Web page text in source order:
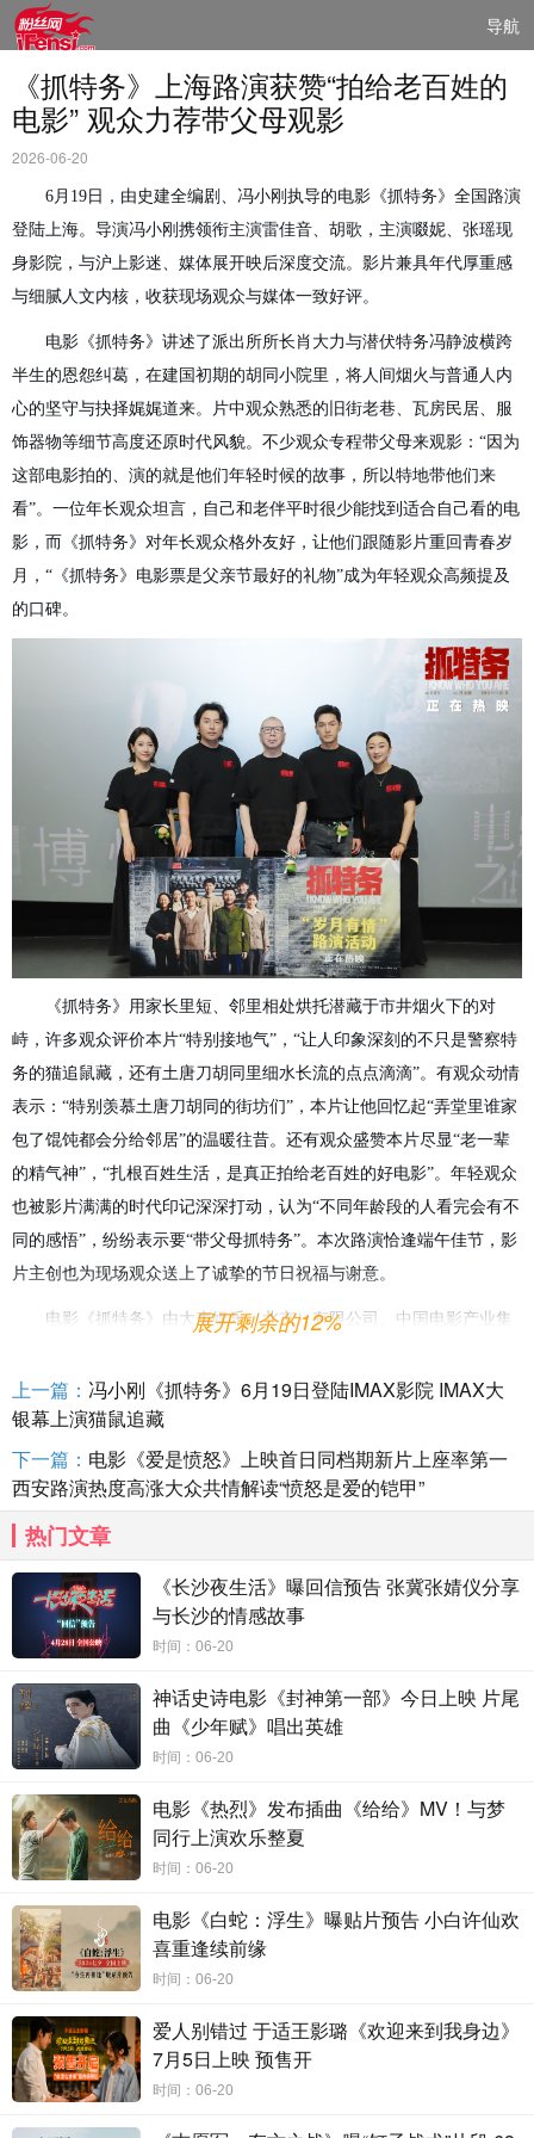
导航
《抓特务》上海路演获赞“拍给老百姓的
电影” 观众力荐带父母观影
2026-06-20
6月 19 日 ， 由史建全编剧、冯小刚执导的电影《抓特务》 全国路演
登陆上海。导演冯小刚 携领衔主演雷佳音、胡歌， 主演啜妮、张瑶现
身影院 ，与沪上影迷、媒体展开映后深度交流。 影片兼具年代厚重感
与细腻人文内核，收获现场观众与媒体一致好评。
电影《抓特务》讲述了派出所所长肖大力与潜伏特务冯静波横跨
半生的恩怨纠葛，在建国初期的胡同小院里 ， 将人间烟火与普通人 内
心的坚守与抉择娓娓道来。 片中观众熟悉的旧街老巷、 瓦房民居、服
饰器物等细节高度还原时代风貌。不少观众专程带父母来观影： “因为
这部电影拍的、演的就是他们年轻时候的故事，所以特地带他们来
看”。一位年长观众坦言，自己和老伴平时很少能找到适合自己看的电
影 ，而《抓特务》 对年长观众格外友好， 让他们跟随影片重回青春岁
月， “ 《抓特务》 电影票是父亲节最好的礼物”成为年轻观众高频提及
的口碑。
《抓特务》 用家长里短、邻里相处烘托潜藏于市井烟火下的对
峙 ， 许多观众评价本片“特别接地气” ， “让人印象深刻的不只是警察特
务的猫追鼠藏，还有土唐刀胡同里细水长流的点点滴滴”。 有观众动情
表示： “特别羡慕土唐刀胡同的街坊们”，本片让他回忆起“弄堂里谁家
包了馄饨都会分给邻居”的温暖往昔。还有观众盛赞本片尽显“老一辈
的精气神”， “扎根百姓生活，是真正拍给老百姓的好电影”。 年轻观众
也被影片满满的时代印记深深打动，认为“不同年龄段的人看完会有不
同的感悟” ，纷纷表示要“带父母抓特务”。 本次路演恰逢端午佳节，影
片主创也为现场观众送上了诚挚的节日祝福与谢意。
电影《抓特务》由大麦娱乐（北京）有限公司、中国电影产业集
司、天津唐人影视股份有限公司、昆山市周庄双桥电影制片有限公
司、新丽传媒集团有限公司出品，
体鲜活的群像塑造与轻松幽默的对白，自首映起便收获 了业内人士和
普通观众的一致好评。目前本片已正式上映，路演持续进行中，
期待
展开剩余的12%
上一篇： 冯小刚《抓特务》6月19日登陆IMAX影院 IMAX大
银幕上演猫鼠追藏
下一篇： 电影《爱是愤怒》上映首日同档期新片上座率第一
西安路演热度高涨大众共情解读“愤怒是爱的铠甲”
热门文章
《长沙夜生活》曝回信预告 张冀张婧仪分享
与长沙的情感故事
时间：06-20
神话史诗电影《封神第一部》今日上映 片尾
曲《少年赋》唱出英雄
时间：06-20
电影《热烈》发布插曲《给给》MV！与梦
同行上演欢乐整夏
时间：06-20
电影《白蛇：浮生》曝贴片预告 小白许仙欢
喜重逢续前缘
时间：06-20
爱人别错过 于适王影璐《欢迎来到我身边》
7月5日上映 预售开
时间：06-20